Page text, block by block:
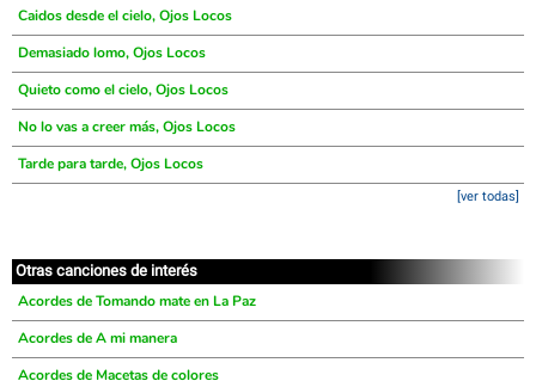
Caidos desde el cielo, Ojos Locos
Demasiado lomo, Ojos Locos
Quieto como el cielo, Ojos Locos
No lo vas a creer más, Ojos Locos
Tarde para tarde, Ojos Locos
[ver todas]
Otras canciones de interés
Acordes de Tomando mate en La Paz
Acordes de A mi manera
Acordes de Macetas de colores